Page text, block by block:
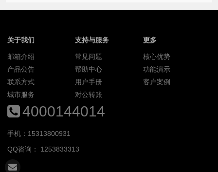
关于我们
邮箱介绍
产品公告
联系方式
城市服务
支持与服务
常见问题
帮助中心
用户手册
对公转账
更多
核心优势
功能演示
客户案例
4000144014
手机：15313800931
QQ咨询： 1253833313